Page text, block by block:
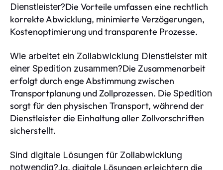
Dienstleister?Die Vorteile umfassen eine rechtlich
korrekte Abwicklung, minimierte Verzögerungen,
Kostenoptimierung und transparente Prozesse.
Wie arbeitet ein Zollabwicklung Dienstleister mit
einer Spedition zusammen?Die Zusammenarbeit
erfolgt durch enge Abstimmung zwischen
Transportplanung und Zollprozessen. Die Spedition
sorgt für den physischen Transport, während der
Dienstleister die Einhaltung aller Zollvorschriften
sicherstellt.
Sind digitale Lösungen für Zollabwicklung
notwendig?Ja, digitale Lösungen erleichtern die